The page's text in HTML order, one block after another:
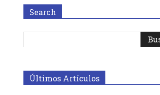
Search
Últimos Artículos